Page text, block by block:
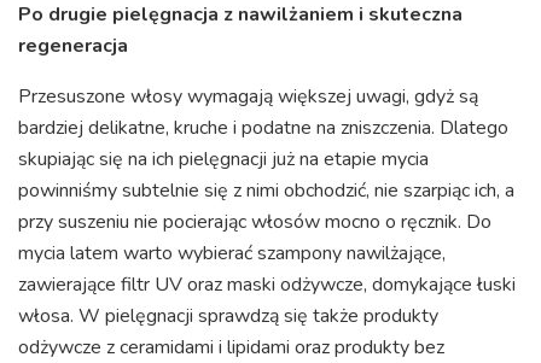
Po drugie pielęgnacja z nawilżaniem i skuteczna
regeneracja
Przesuszone włosy wymagają większej uwagi, gdyż są
bardziej delikatne, kruche i podatne na zniszczenia. Dlatego
skupiając się na ich pielęgnacji już na etapie mycia
powinniśmy subtelnie się z nimi obchodzić, nie szarpiąc ich, a
przy suszeniu nie pocierając włosów mocno o ręcznik. Do
mycia latem warto wybierać szampony nawilżające,
zawierające filtr UV oraz maski odżywcze, domykające łuski
włosa. W pielęgnacji sprawdzą się także produkty
odżywcze z ceramidami i lipidami oraz produkty bez